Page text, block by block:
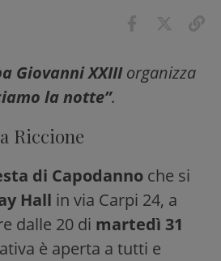
Giovanni XXIIIorganizza
la notte”.
Riccione
di Capodanno che si
Hall in via Carpi 24, a
dalle 20 di martedì 31
è aperta a tutti e